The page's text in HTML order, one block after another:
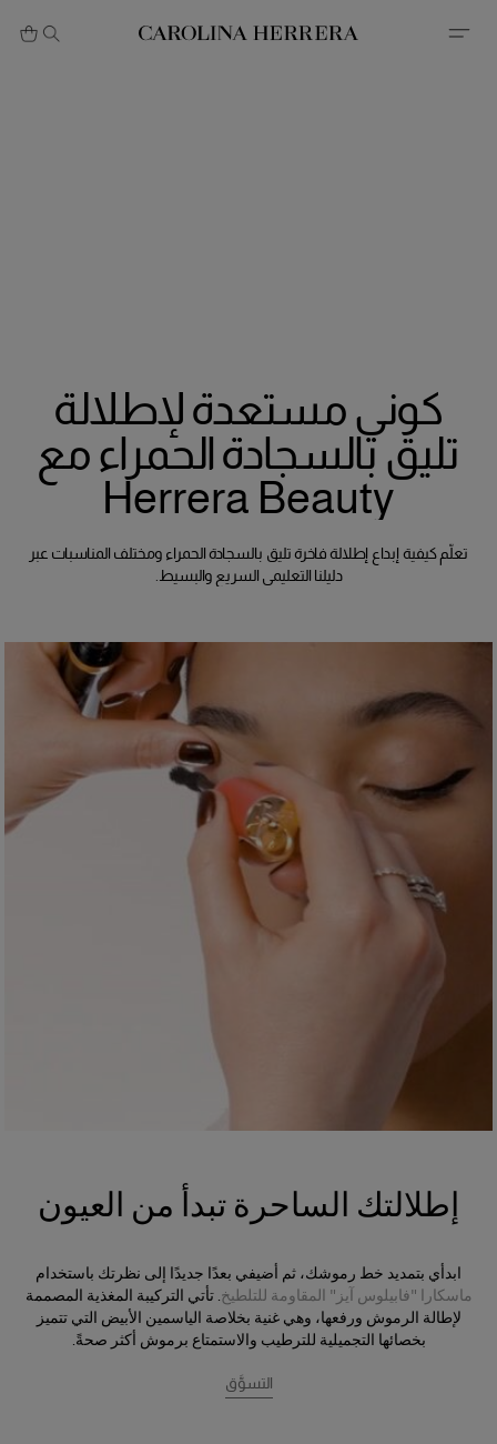
بيان إمكانية الوصول (الرابط)
كوني مستعدة لإطلالة
تليق بالسجادة الحمراء مع
Herrera Beauty
تعلّم كيفية إبداع إطلالة فاخرة تليق بالسجادة الحمراء ومختلف المناسبات عبر
دليلنا التعليمي السريع والبسيط.
إطلالتك الساحرة تبدأ من العيون
ابدأي بتمديد خط رموشك، ثم أضيفي بعدًا جديدًا إلى نظرتك باستخدام
ماسكارا "فابيلوس آيز" المقاومة للتلطيخ. تأتي التركيبة المغذية المصممة
لإطالة الرموش ورفعها، وهي غنية بخلاصة الياسمين الأبيض التي تتميز
بخصائها التجميلية للترطيب والاستمتاع برموش أكثر صحةً.
التسوَّق